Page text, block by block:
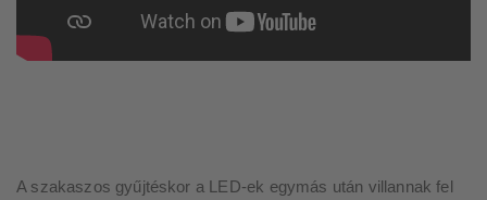
A szakaszos gyűjtéskor a LED-ek egymás után villannak fel